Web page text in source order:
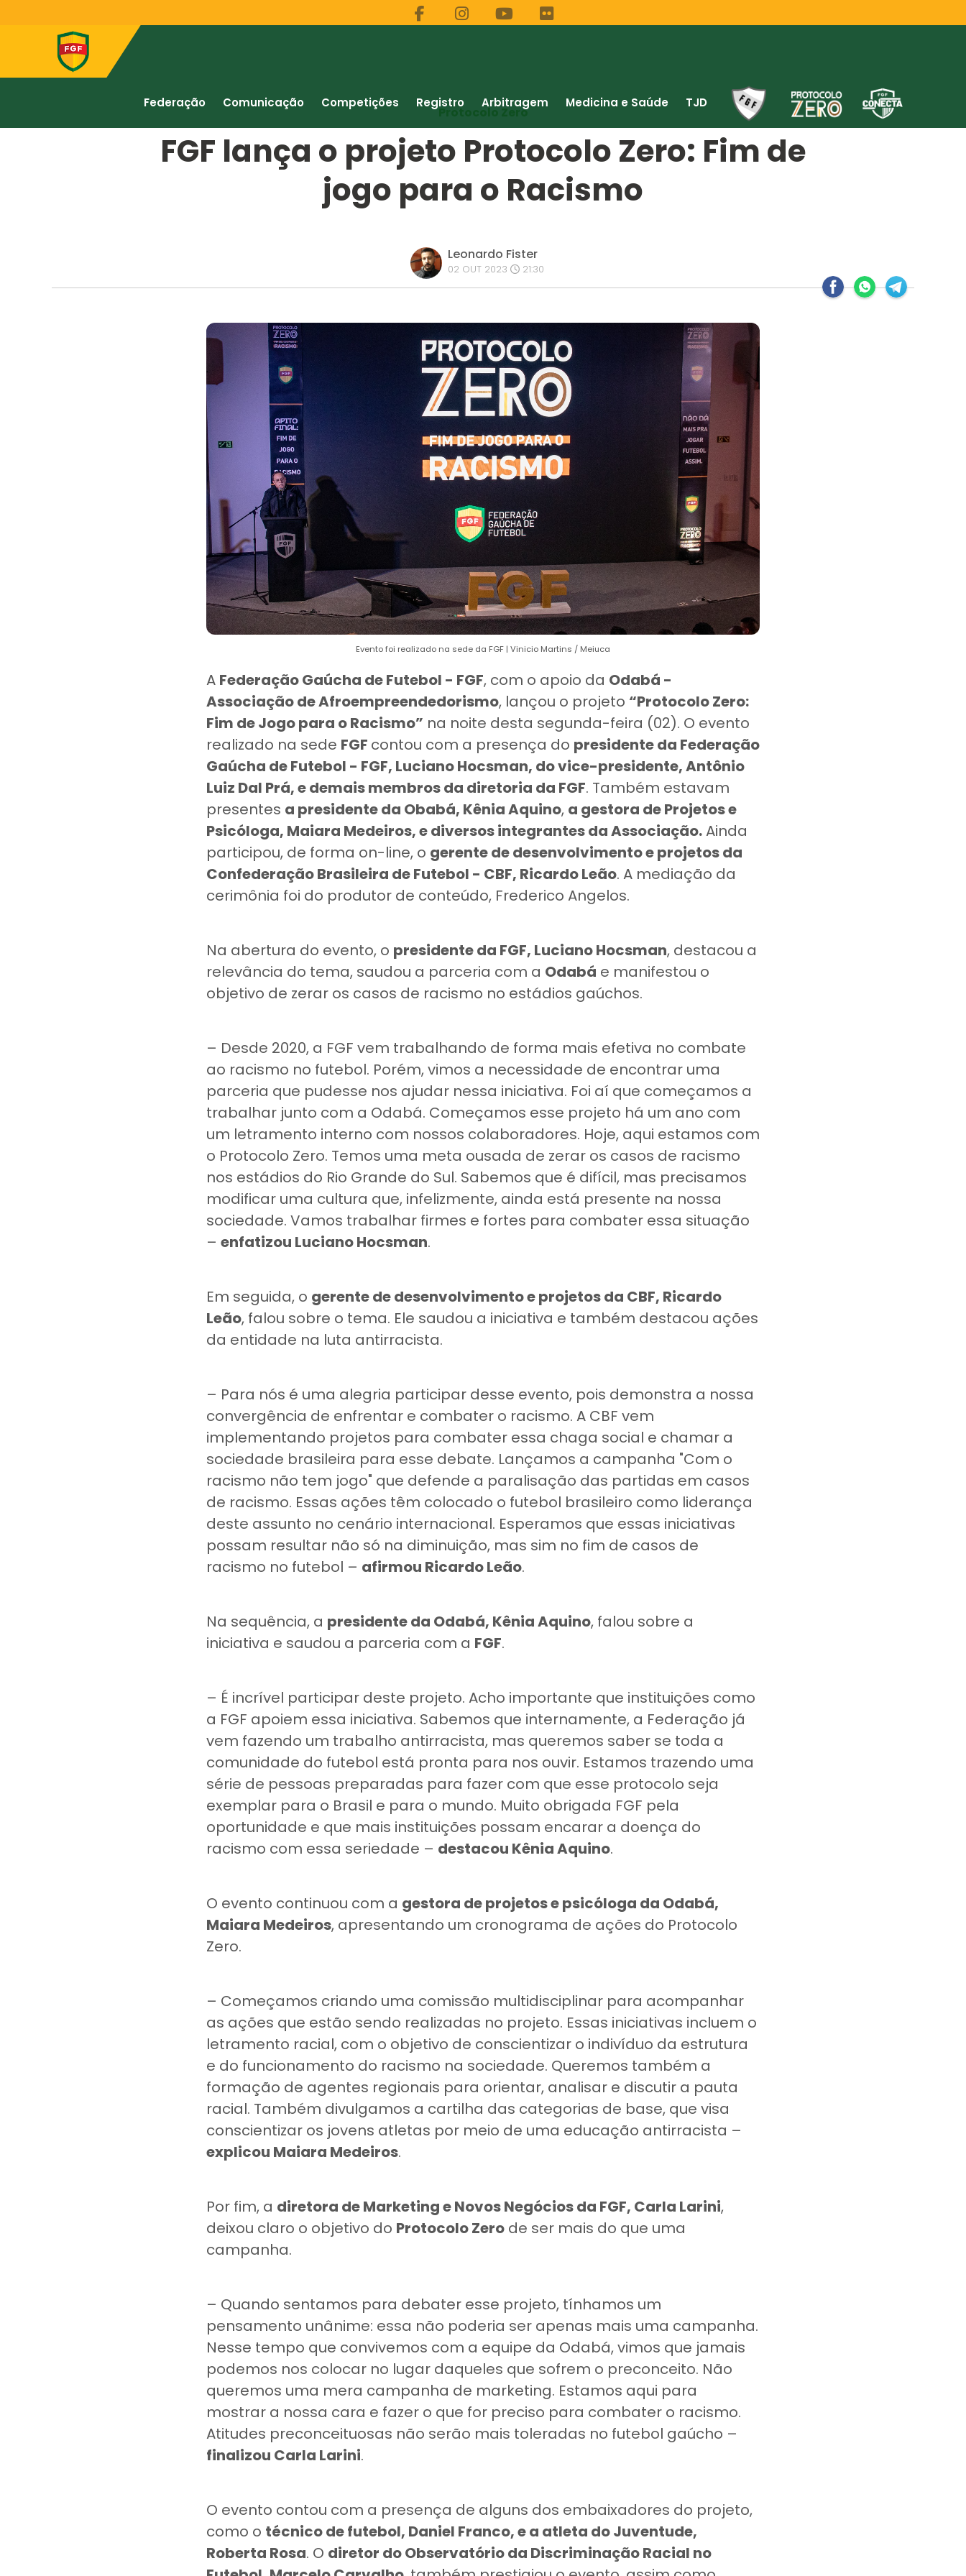
Federação Comunicação Competições Registro Arbitragem Medicina e Saúde TJD
Protocolo Zero
FGF lança o projeto Protocolo Zero: Fim de
jogo para o Racismo
Leonardo Fister
02 OUT 2023 21:30
Evento foi realizado na sede da FGF | Vinicio Martins / Meiuca
A Federação Gaúcha de Futebol - FGF, com o apoio da Odabá -
Associação de Afroempreendedorismo, lançou o projeto “Protocolo Zero:
Fim de Jogo para o Racismo” na noite desta segunda-feira (02). O evento
realizado na sede FGF contou com a presença do presidente da Federação
Gaúcha de Futebol - FGF, Luciano Hocsman, do vice-presidente, Antônio
Luiz Dal Prá, e demais membros da diretoria da FGF. Também estavam
presentes a presidente da Obabá, Kênia Aquino, a gestora de Projetos e
Psicóloga, Maiara Medeiros, e diversos integrantes da Associação.Ainda
participou, de forma on-line, o gerente de desenvolvimento e projetos da
Confederação Brasileira de Futebol - CBF, Ricardo Leão. A mediação da
cerimônia foi do produtor de conteúdo, Frederico Angelos.
Na abertura do evento, o presidente da FGF, Luciano Hocsman, destacou a
relevância do tema, saudou a parceria com a Odabá e manifestou o
objetivo de zerar os casos de racismo no estádios gaúchos.
– Desde 2020, a FGF vem trabalhando de forma mais efetiva no combate
ao racismo no futebol. Porém, vimos a necessidade de encontrar uma
parceria que pudesse nos ajudar nessa iniciativa. Foi aí que começamos a
trabalhar junto com a Odabá. Começamos esse projeto há um ano com
um letramento interno com nossos colaboradores. Hoje, aqui estamos com
o Protocolo Zero. Temos uma meta ousada de zerar os casos de racismo
nos estádios do Rio Grande do Sul. Sabemos que é difícil, mas precisamos
modificar uma cultura que, infelizmente, ainda está presente na nossa
sociedade. Vamos trabalhar firmes e fortes para combater essa situação
– enfatizou Luciano Hocsman.
Em seguida, o gerente de desenvolvimento e projetos da CBF, Ricardo
Leão, falou sobre o tema. Ele saudou a iniciativa e também destacou ações
da entidade na luta antirracista.
– Para nós é uma alegria participar desse evento, pois demonstra a nossa
convergência de enfrentar e combater o racismo. A CBF vem
implementando projetos para combater essa chaga social e chamar a
sociedade brasileira para esse debate. Lançamos a campanha "Com o
racismo não tem jogo" que defende a paralisação das partidas em casos
de racismo. Essas ações têm colocado o futebol brasileiro como liderança
deste assunto no cenário internacional. Esperamos que essas iniciativas
possam resultar não só na diminuição, mas sim no fim de casos de
racismo no futebol – afirmou Ricardo Leão.
Na sequência, a presidente da Odabá, Kênia Aquino, falou sobre a
iniciativa e saudou a parceria com a FGF.
– É incrível participar deste projeto. Acho importante que instituições como
a FGF apoiem essa iniciativa. Sabemos que internamente, a Federação já
vem fazendo um trabalho antirracista, mas queremos saber se toda a
comunidade do futebol está pronta para nos ouvir. Estamos trazendo uma
série de pessoas preparadas para fazer com que esse protocolo seja
exemplar para o Brasil e para o mundo. Muito obrigada FGF pela
oportunidade e que mais instituições possam encarar a doença do
racismo com essa seriedade – destacou Kênia Aquino.
O evento continuou com a gestora de projetos e psicóloga da Odabá,
Maiara Medeiros, apresentando um cronograma de ações do Protocolo
Zero.
– Começamos criando uma comissão multidisciplinar para acompanhar
as ações que estão sendo realizadas no projeto. Essas iniciativas incluem o
letramento racial, com o objetivo de conscientizar o indivíduo da estrutura
e do funcionamento do racismo na sociedade. Queremos também a
formação de agentes regionais para orientar, analisar e discutir a pauta
racial. Também divulgamos a cartilha das categorias de base, que visa
conscientizar os jovens atletas por meio de uma educação antirracista –
explicou Maiara Medeiros.
Por fim, a diretora de Marketing e Novos Negócios da FGF, Carla Larini,
deixou claro o objetivo do Protocolo Zero de ser mais do que uma
campanha.
– Quando sentamos para debater esse projeto, tínhamos um
pensamento unânime: essa não poderia ser apenas mais uma campanha.
Nesse tempo que convivemos com a equipe da Odabá, vimos que jamais
podemos nos colocar no lugar daqueles que sofrem o preconceito. Não
queremos uma mera campanha de marketing. Estamos aqui para
mostrar a nossa cara e fazer o que for preciso para combater o racismo.
Atitudes preconceituosas não serão mais toleradas no futebol gaúcho –
finalizou Carla Larini.
O evento contou com a presença de alguns dos embaixadores do projeto,
como o técnico de futebol, Daniel Franco, e a atleta do Juventude,
Roberta Rosa. O diretor do Observatório da Discriminação Racial no